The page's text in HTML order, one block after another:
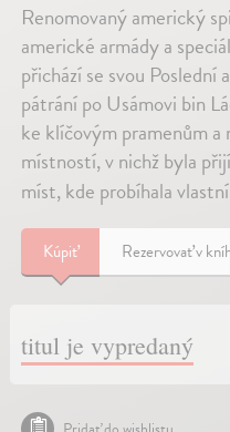
Renomovaný americký
americké armády a
přichází se svou
pátrání po Usámovi bin
ke klíčovým pramenům
místností, v nichž byla
míst, kde probíhala
Kúpiť Rezervovať v
titul je vypredaný